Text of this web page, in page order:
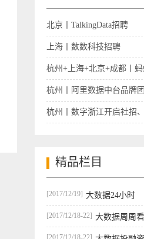
北京丨TalkingData招聘
上海丨数数科技招聘
杭州+上海+北京+成都丨
聘
杭州丨阿里数据中台品牌
待
杭州丨数字浙江开启社招
精品栏目
[2017/12/19] 大数据24小时
[2017/12/18-22] 大数据周周看
[2017/12/18-22]